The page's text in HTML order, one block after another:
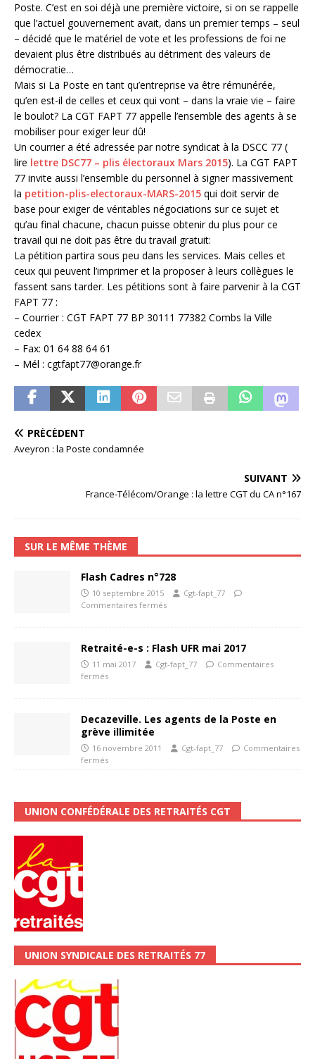
Poste. C’est en soi déjà une première victoire, si on se rappelle
que l’actuel gouvernement avait, dans un premier temps – seul
– décidé que le matériel de vote et les professions de foi ne
devaient plus être distribués au détriment des valeurs de
démocratie…
Mais si La Poste en tant qu’entreprise va être rémunérée,
qu’en est-il de celles et ceux qui vont – dans la vraie vie – faire
le boulot? La CGT FAPT 77 appelle l’ensemble des agents à se
mobiliser pour exiger leur dû!
Un courrier a été adressée par notre syndicat à la DSCC 77 (
lire lettre DSC77 – plis électoraux Mars 2015). La CGT FAPT
77 invite aussi l’ensemble du personnel à signer massivement
la petition-plis-electoraux-MARS-2015 qui doit servir de
base pour exiger de véritables négociations sur ce sujet et
qu’au final chacune, chacun puisse obtenir du plus pour ce
travail qui ne doit pas être du travail gratuit:
La pétition partira sous peu dans les services. Mais celles et
ceux qui peuvent l’imprimer et la proposer à leurs collègues le
fassent sans tarder. Les pétitions sont à faire parvenir à la CGT
FAPT 77 :
– Courrier : CGT FAPT 77 BP 30111 77382 Combs la Ville
cedex
– Fax: 01 64 88 64 61
– Mél : cgtfapt77@orange.fr
PRÉCÉDENT
Aveyron : la Poste condamnée
SUIVANT
France-Télécom/Orange : la lettre CGT du CA n°167
SUR LE MÊME THÈME
Flash Cadres n°728
10 septembre 2015
Cgt-fapt_77
Commentaires fermés
Retraité-e-s : Flash UFR mai 2017
11 mai 2017 Cgt-fapt_77
Commentaires
fermés
Decazeville. Les agents de la Poste en
grève illimitée
16 novembre 2011 Cgt-fapt_77
Commentaires
fermés
UNION CONFÉDÉRALE DES RETRAITÉS CGT
UNION SYNDICALE DES RETRAITÉS 77